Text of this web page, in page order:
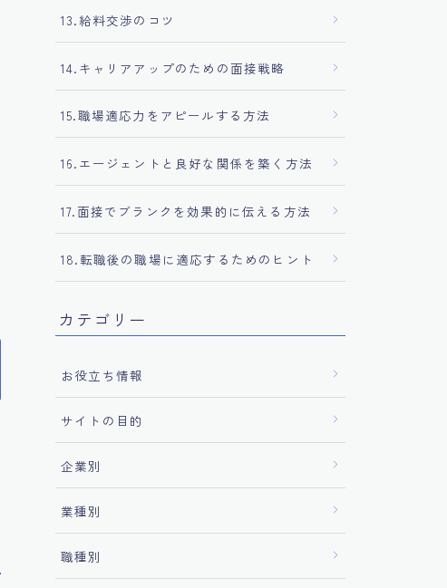
13.給料交渉のコツ
14.キャリアアップのための面接戦略
15.職場適応力をアピールする方法
16.エージェントと良好な関係を築く方法
17.面接でブランクを効果的に伝える方法
18.転職後の職場に適応するためのヒント
カテゴリー
お役立ち情報
サイトの目的
企業別
業種別
職種別